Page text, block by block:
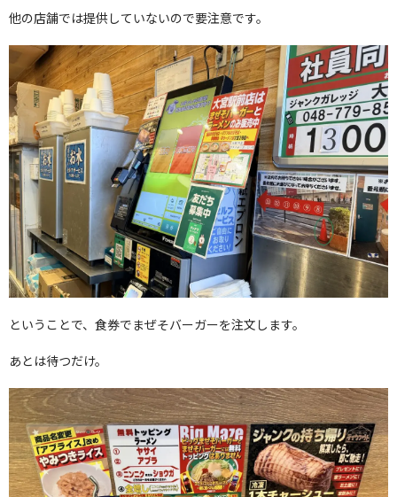
他の店舗では提供していないので要注意です。
ということで、食券でまぜそバーガーを注文します。
あとは待つだけ。